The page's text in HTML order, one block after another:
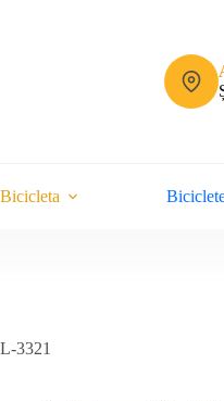
3321